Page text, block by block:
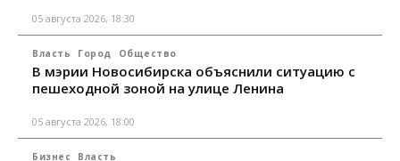
05 августа 2026, 18:30
Власть Город Общество
В мэрии Новосибирска объяснили ситуацию с
пешеходной зоной на улице Ленина
05 августа 2026, 18:00
Бизнес Власть